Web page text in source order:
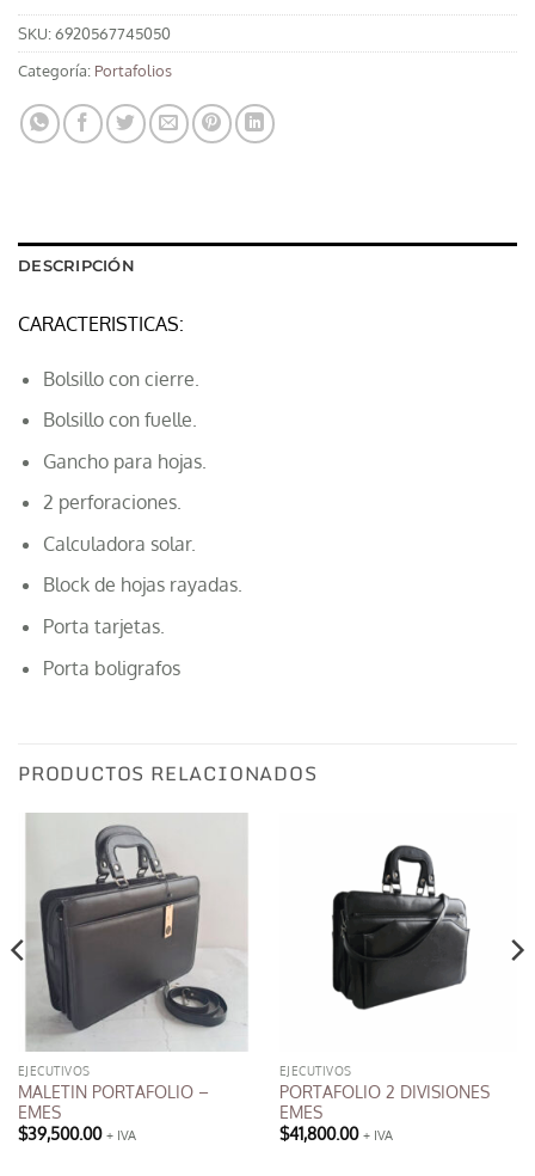
SKU:6920567745050
Categoría: Portafolios
DESCRIPCIÓN
CARACTERISTICAS:
Bolsillo con cierre.
Bolsillo con fuelle.
Gancho para hojas.
2 perforaciones.
Calculadora solar.
Block de hojas rayadas.
Porta tarjetas.
Porta boligrafos
PRODUCTOS RELACIONADOS
EJECUTIVOS
MALETIN PORTAFOLIO –
EMES
$39,500.00 + IVA
EJECUTIVOS
PORTAFOLIO 2 DIVISIONES
EMES
$41,800.00 + IVA